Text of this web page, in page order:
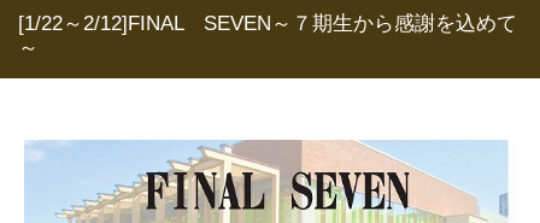
[1/22～2/12]FINAL SEVEN～７期生から感謝を込めて
～